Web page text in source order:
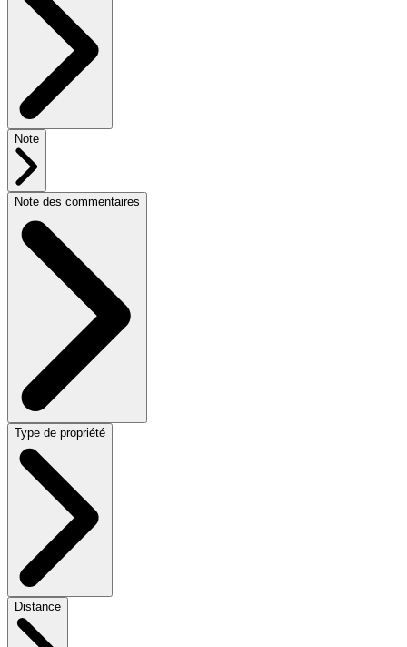
Note
Note des commentaires
Type de propriété
Distance